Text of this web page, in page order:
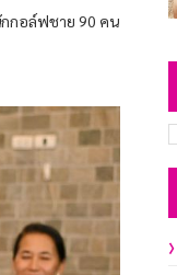
กกอล์ฟชาย 90 คน